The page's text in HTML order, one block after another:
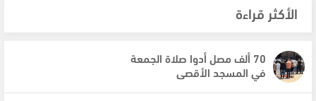
الأكثر قراءة
70 ألف مصل أدوا صلاة الجمعة
في المسجد الأقصى